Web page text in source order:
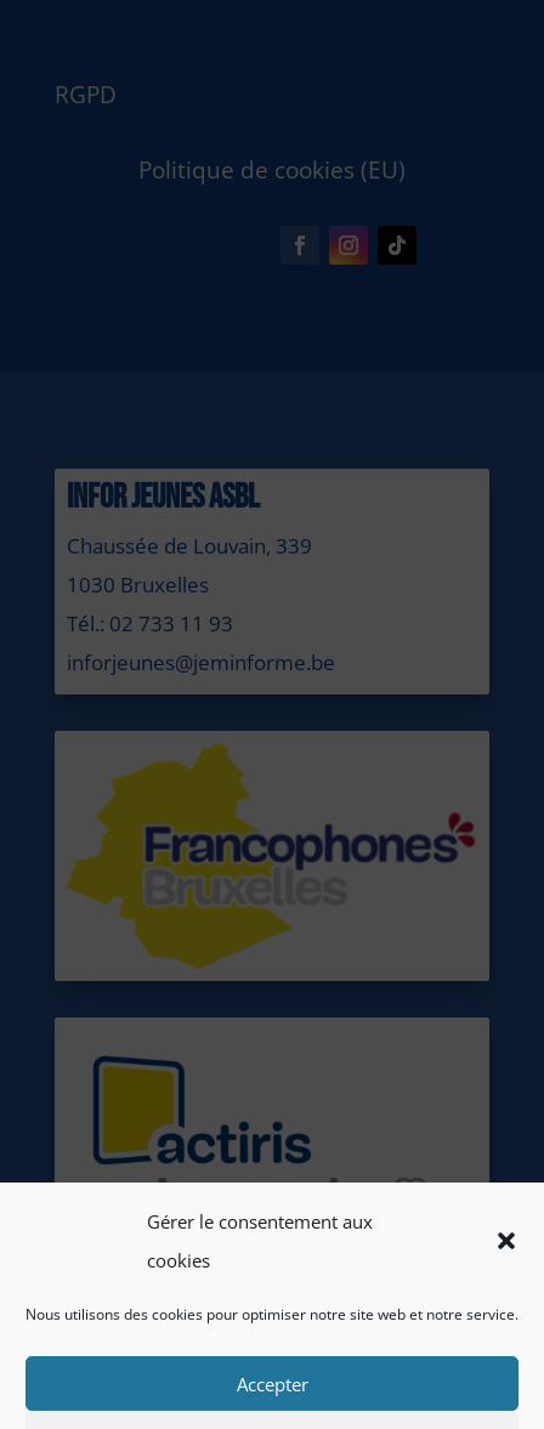
Gérer le consentement aux
cookies
Nous utilisons des cookies pour optimiser notre site web et notre service.
Accepter
RGPD
Politique de cookies (EU)
INFOR JEUNES ASBL
Chaussée de Louvain, 339
1030 Bruxelles
Tél.: 02 733 11 93
inforjeunes@jeminforme.be